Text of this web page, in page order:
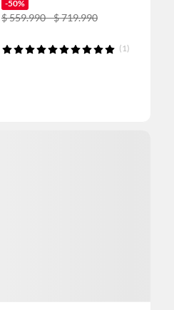
-50%
$ 559.990 - $ 719.990
(1)